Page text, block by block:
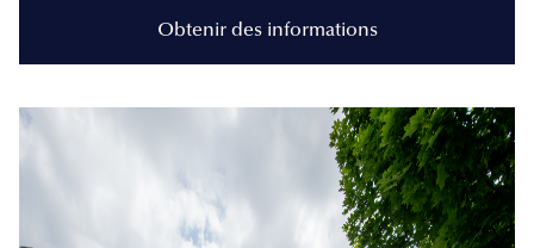
Obtenir des informations